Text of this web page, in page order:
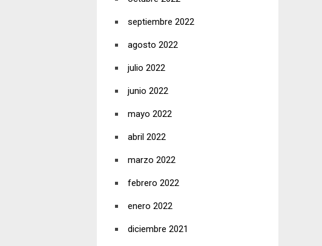
septiembre 2022
agosto 2022
julio 2022
junio 2022
mayo 2022
abril 2022
marzo 2022
febrero 2022
enero 2022
diciembre 2021